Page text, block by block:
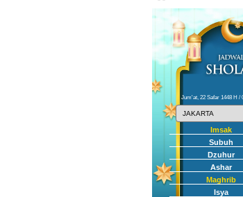
Jum'at, 22 Safar 1448 H /
Imsak
Subuh
Dzuhur
Ashar
Maghrib
Isya